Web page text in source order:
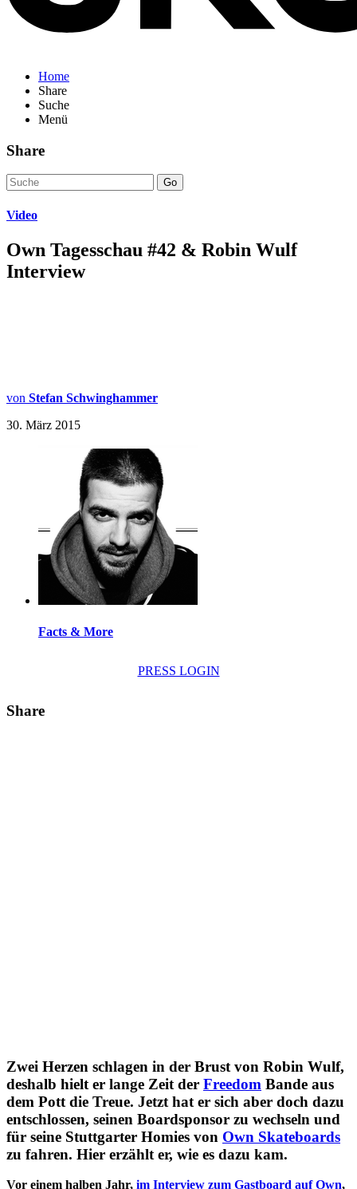
Home
Share
Suche
Menü
Share
Go
Video
Own Tagesschau #42 & Robin Wulf
Interview
von Stefan Schwinghammer
30. März 2015
Facts & More
PRESS LOGIN
Share
Zwei Herzen schlagen in der Brust von Robin Wulf,
deshalb hielt er lange Zeit der Freedom Bande aus
dem Pott die Treue. Jetzt hat er sich aber doch dazu
entschlossen, seinen Boardsponsor zu wechseln und
für seine Stuttgarter Homies von Own Skateboards
zu fahren. Hier erzählt er, wie es dazu kam.
Vor einem halben Jahr, im Interview zum Gastboard auf Own,